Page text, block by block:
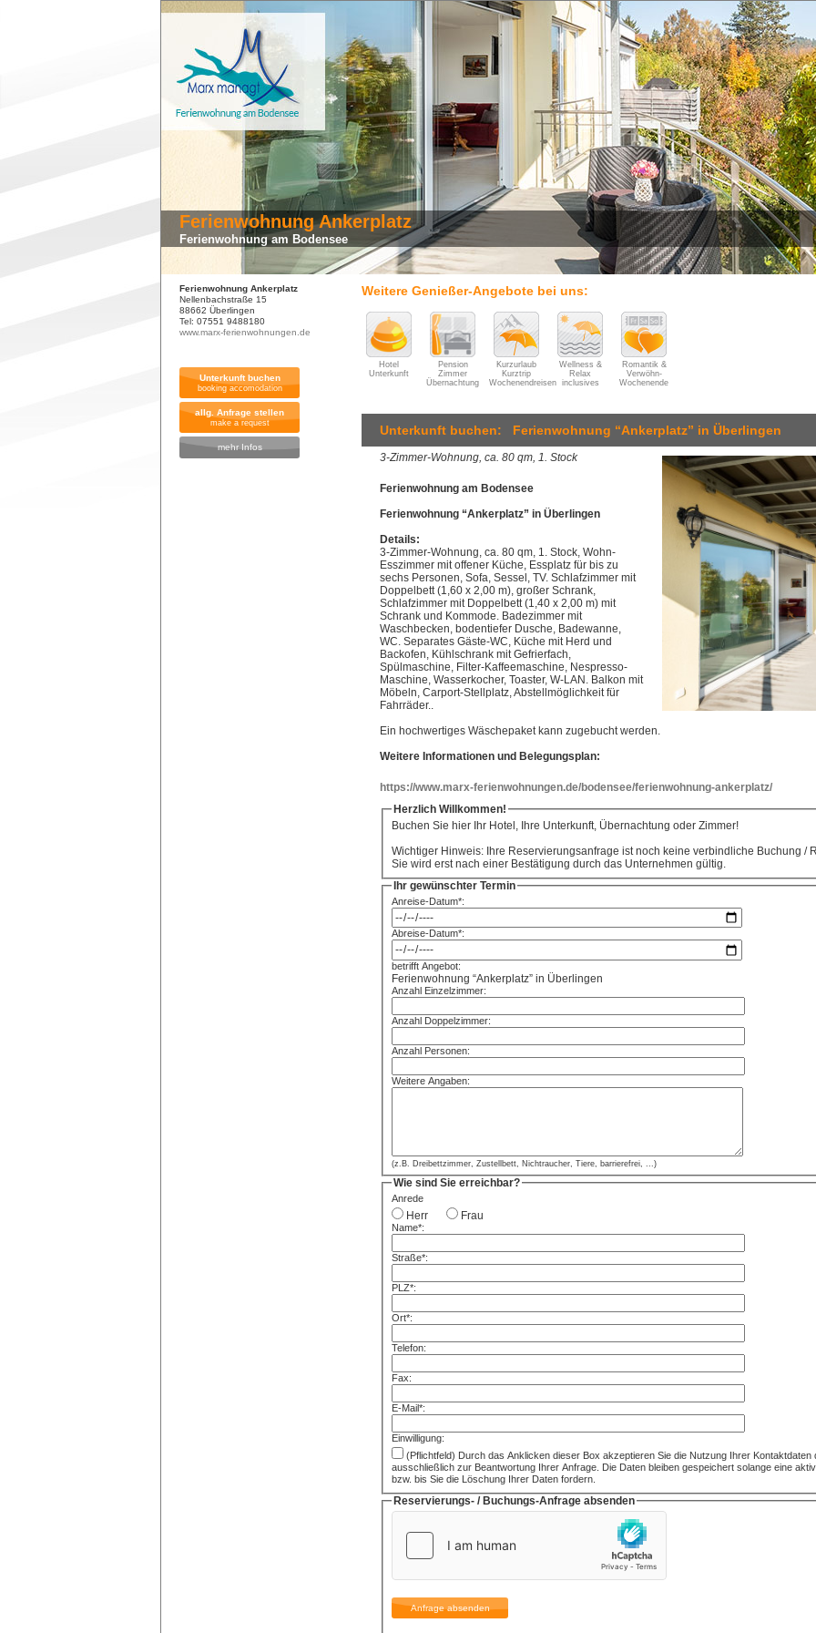
Ferienwohnung Ankerplatz
Ferienwohnung am Bodensee
Ferienwohnung Ankerplatz
Nellenbachstraße 15
88662 Überlingen
Tel: 07551 9488180
www.marx-ferienwohnungen.de
Unterkunft buchen
booking accomodation
allg. Anfrage stellen
make a request
mehr Infos
Weitere Genießer-Angebote bei uns:
Hotel
Unterkunft
Pension
Zimmer
Übernachtung
Kurzurlaub
Kurztrip
Wochenendreisen
Wellness &
Relax
inclusives
Romantik &
Verwöhn-
Wochenende
Unterkunft buchen: Ferienwohnung “Ankerplatz” in Überlingen
3-Zimmer-Wohnung, ca. 80 qm, 1. Stock
Ferienwohnung am Bodensee
Ferienwohnung “Ankerplatz” in Überlingen
Details:
3-Zimmer-Wohnung, ca. 80 qm, 1. Stock, Wohn-
Esszimmer mit offener Küche, Essplatz für bis zu
sechs Personen, Sofa, Sessel, TV. Schlafzimmer mit
Doppelbett (1,60 x 2,00 m), großer Schrank,
Schlafzimmer mit Doppelbett (1,40 x 2,00 m) mit
Schrank und Kommode. Badezimmer mit
Waschbecken, bodentiefer Dusche, Badewanne,
WC. Separates Gäste-WC, Küche mit Herd und
Backofen, Kühlschrank mit Gefrierfach,
Spülmaschine, Filter-Kaffeemaschine, Nespresso-
Maschine, Wasserkocher, Toaster, W-LAN. Balkon mit
Möbeln, Carport-Stellplatz, Abstellmöglichkeit für
Fahrräder..
Ein hochwertiges Wäschepaket kann zugebucht werden.
Weitere Informationen und Belegungsplan:
https://www.marx-ferienwohnungen.de/bodensee/ferienwohnung-ankerplatz/
Herzlich Willkommen!
Buchen Sie hier Ihr Hotel, Ihre Unterkunft, Übernachtung oder Zimmer!
Wichtiger Hinweis: Ihre Reservierungsanfrage ist noch keine verbindliche Buchung /
Sie wird erst nach einer Bestätigung durch das Unternehmen gültig.
Ihr gewünschter Termin
Anreise-Datum*:
Abreise-Datum*:
betrifft Angebot:
Ferienwohnung “Ankerplatz” in Überlingen
Anzahl Einzelzimmer:
Anzahl Doppelzimmer:
Anzahl Personen:
Weitere Angaben:
(z.B. Dreibettzimmer, Zustellbett, Nichtraucher, Tiere, barrierefrei, ...)
Wie sind Sie erreichbar?
Anrede
Herr Frau
Name*:
Straße*:
PLZ*:
Ort*:
Telefon:
Fax:
E-Mail*:
Einwilligung:
(Pflichtfeld) Durch das Anklicken dieser Box akzeptieren Sie die Nutzung Ihrer
ausschließlich zur Beantwortung Ihrer Anfrage. Die Daten bleiben gespeichert solange eine
bzw. bis Sie die Löschung Ihrer Daten fordern.
Reservierungs- / Buchungs-Anfrage absenden